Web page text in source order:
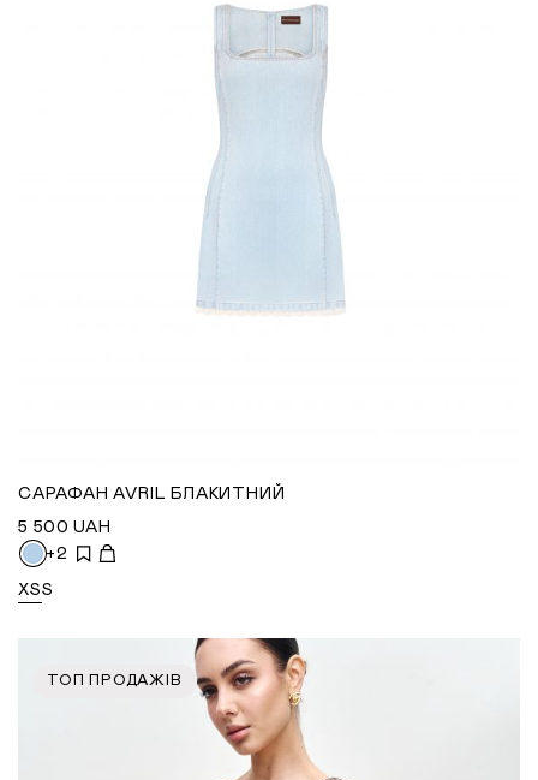
САРАФАН AVRIL БЛАКИТНИЙ
5 500 UAH
+2
XSS
ТОП ПРОДАЖІВ